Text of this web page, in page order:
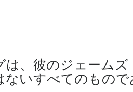
、彼のジェーム
いすべてのもの